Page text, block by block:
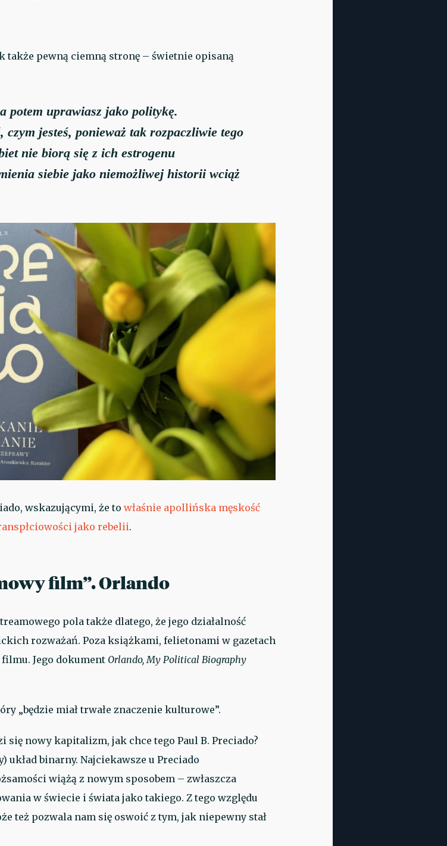
także pewną ciemną stronę – świetnie opisaną
potem uprawiasz jako politykę.
czym jesteś, ponieważ tak rozpaczliwie tego
nie biorą się z ich estrogenu
siebie jako niemożliwej historii wciąż
wskazującymi, że to właśnie apollińska męskość
jako rebelii.
film”. Orlando
pola także dlatego, że jego działalność
rozważań. Poza książkami, felietonami w gazetach
Jego dokument Orlando, My Political Biography
„będzie miał trwałe znaczenie kulturowe”.
się nowy kapitalizm, jak chce tego Paul B. Preciado?
układ binarny. Najciekawsze u Preciado
wiążą z nowym sposobem – zwłaszcza
w świecie i świata jako takiego. Z tego względu
też pozwala nam się oswoić z tym, jak niepewny stał